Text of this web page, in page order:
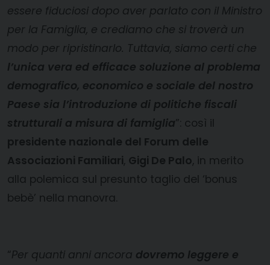
essere fiduciosi dopo aver parlato con il Ministro
per la Famiglia, e crediamo che si troverà un
modo per ripristinarlo. Tuttavia, siamo certi che
l’unica vera ed efficace soluzione al problema
demografico, economico e sociale del nostro
Paese sia l’introduzione di politiche fiscali
strutturali a misura di famiglia”: così il
presidente nazionale del Forum delle
Associazioni Familiari, Gigi De Palo, in merito
alla polemica sul presunto taglio del ‘bonus
bebè’ nella manovra.
“Per quanti anni ancora dovremo leggere e